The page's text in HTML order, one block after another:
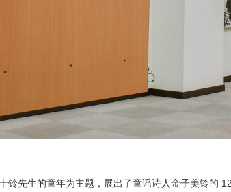
铃先生的童年为主题，展出了童谣诗人金子美铃的 12